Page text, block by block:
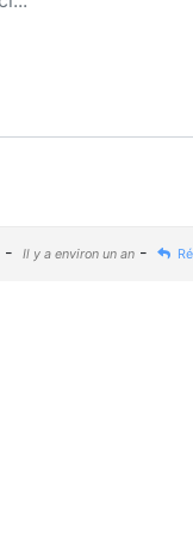
- Il y a environ un an -